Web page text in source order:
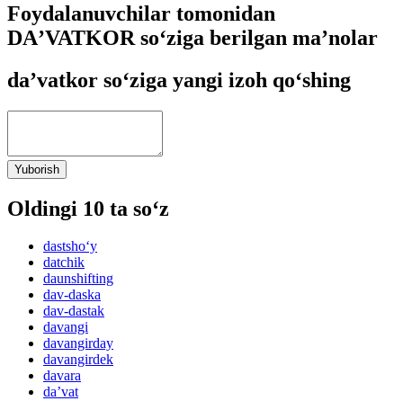
Foydalanuvchilar tomonidan
DAʼVATKOR so‘ziga berilgan ma’nolar
daʼvatkor so‘ziga yangi izoh qo‘shing
Yuborish
Oldingi 10 ta so‘z
dastsho‘y
datchik
daunshifting
dav-daska
dav-dastak
davangi
davangirday
davangirdek
davara
daʼvat